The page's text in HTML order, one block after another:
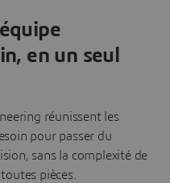
en un seul
réunissent les
pour passer du
sans la complexité de
pièces.